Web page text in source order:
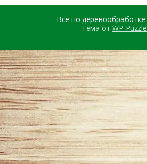
Все по деревообработке
Тема от WP Puzzle